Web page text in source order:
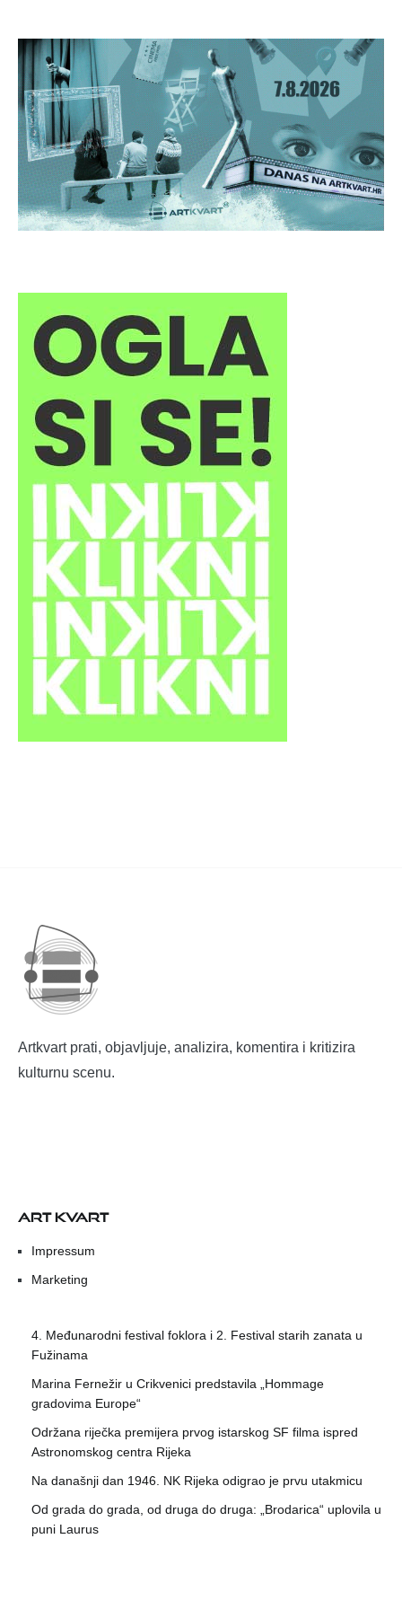
Artkvart prati, objavljuje, analizira, komentira i kritizira
kulturnu scenu.
ART KVART
Impressum
Marketing
4. Međunarodni festival foklora i 2. Festival starih zanata u
Fužinama
Marina Fernežir u Crikvenici predstavila „Hommage
gradovima Europe“
Održana riječka premijera prvog istarskog SF filma ispred
Astronomskog centra Rijeka
Na današnji dan 1946. NK Rijeka odigrao je prvu utakmicu
Od grada do grada, od druga do druga: „Brodarica“ uplovila u
puni Laurus